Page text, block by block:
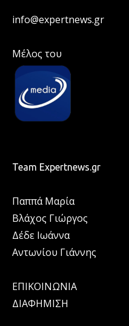
info@expertnews.gr
Μέλος του
Team Expertnews.gr
Παππά Μαρία
Βλάχος Γιώργος
Δέδε Ιωάννα
Αντωνίου Γιάννης
ΕΠΙΚΟΙΝΩΝΙΑ
ΔΙΑΦΗΜΙΣΗ